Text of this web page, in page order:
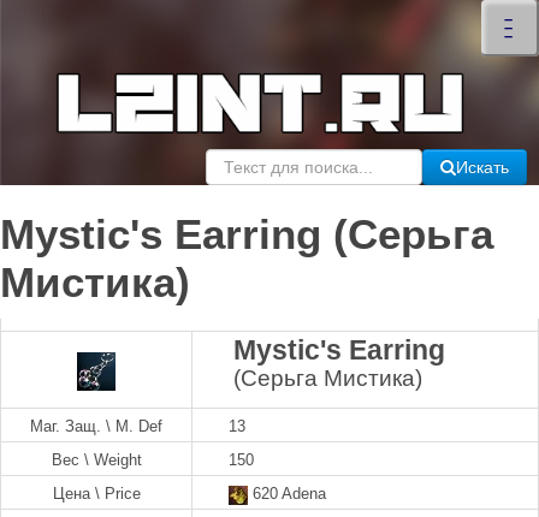
–
–
–
×
Искать
Mystic's Earring (Серьга
Мистика)
Mystic's Earring
(Серьга Мистика)
Маг. Защ. \ M. Def
13
Вес \ Weight
150
Цена \ Price
620 Adena